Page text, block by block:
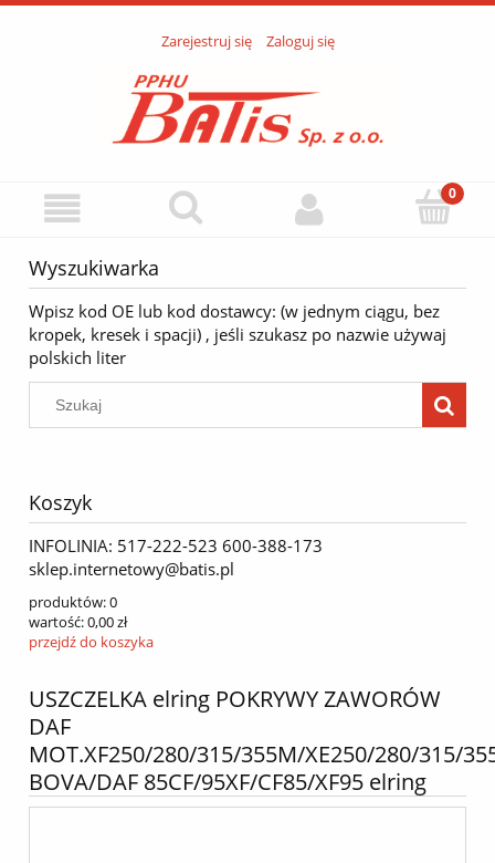
Zarejestruj się Zaloguj się
Wyszukiwarka
Wpisz kod OE lub kod dostawcy: (w jednym ciągu, bez
kropek, kresek i spacji) , jeśli szukasz po nazwie używaj
polskich liter
Koszyk
INFOLINIA: 517-222-523 600-388-173
sklep.internetowy@batis.pl
produktów:0
wartość:0,00 zł
przejdź do koszyka
USZCZELKA elring POKRYWY ZAWORÓW
DAF
MOT.XF250/280/315/355M/XE250/280/315/
BOVA/DAF 85CF/95XF/CF85/XF95 elring